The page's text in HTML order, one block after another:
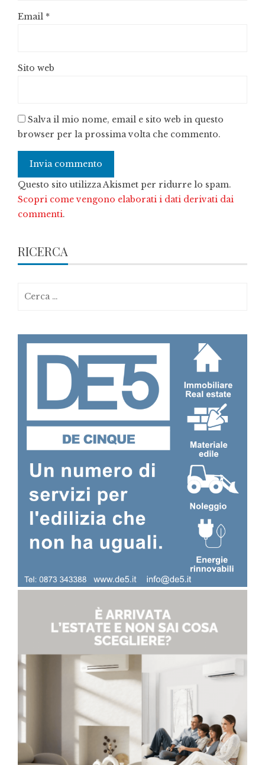
Email *
Sito web
Salva il mio nome, email e sito web in questo
browser per la prossima volta che commento.
Questo sito utilizza Akismet per ridurre lo spam.
Scopri come vengono elaborati i dati derivati dai
commenti.
RICERCA